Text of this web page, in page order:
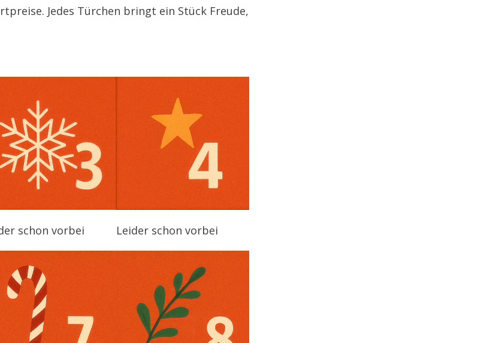
Jedes Türchen bringt ein Stück Freude,
schon vorbei Leider schon vorbei